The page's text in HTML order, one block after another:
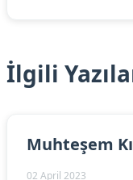
İlgili
Muhteşem
02 April 2023